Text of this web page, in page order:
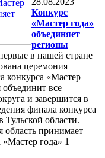
Конкурс
«Мастер года»
объединяет
регионы
в нашей стране
церемония
конкурса «Мастер
объединит все
и завершится в
финала конкурса
Тульской области.
область принимает
года» 1